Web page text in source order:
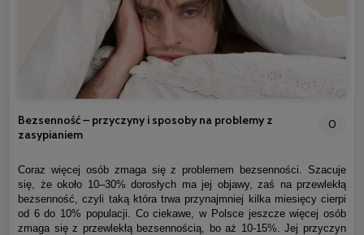
Bezsenność – przyczyny i sposoby na problemy z
zasypianiem
0
Coraz więcej osób zmaga się z problemem bezsenności. Szacuje
się, że około 10–30% dorosłych ma jej objawy, zaś na przewlekłą
bezsenność, czyli taką która trwa przynajmniej kilka miesięcy cierpi
od 6 do 10% populacji. Co ciekawe, w Polsce jeszcze więcej osób
zmaga się z przewlekłą bezsennością, bo aż 10-15%. Jej przyczyn